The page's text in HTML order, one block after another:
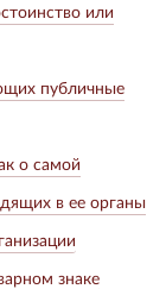
или
публичные
о самой
в ее органы
знаке